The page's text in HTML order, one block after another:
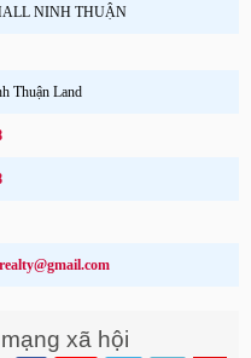
NINH THUẬN
Thuận Land
xã hội